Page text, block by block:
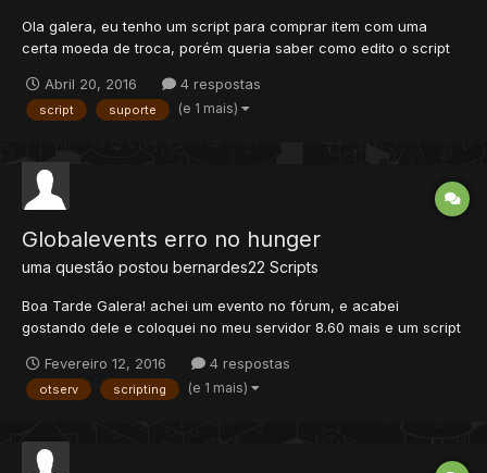
Ola galera, eu tenho um script para comprar item com uma
certa moeda de troca, porém queria saber como edito o script
clicando no bau com crystal coin dentro da BP, quero modificar
o script para comprar com crystal coin ou scarab coin.. v...
Abril 20, 2016 4 respostas
script suporte (e 1 mais)
Globalevents erro no hunger
uma questão postou bernardes22 Scripts
Boa Tarde Galera! achei um evento no fórum, e acabei
gostando dele e coloquei no meu servidor 8.60 mais e um script
poderia me ajudar? o nome do evento é Jogos Vorazes. Aqui
esta o erro que aparece no distro [12/02/2016 15:24:...
Fevereiro 12, 2016 4 respostas
otserv scripting (e 1 mais)